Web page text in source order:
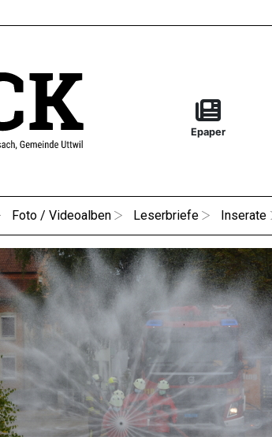
Epaper
Foto / Videoalben Leserbriefe Inserate